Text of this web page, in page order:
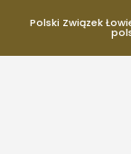
Polski Związek